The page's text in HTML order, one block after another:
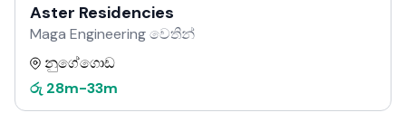
Aster Residencies
Maga Engineering වෙතින්
නුගේගොඩ
රු 28m-33m